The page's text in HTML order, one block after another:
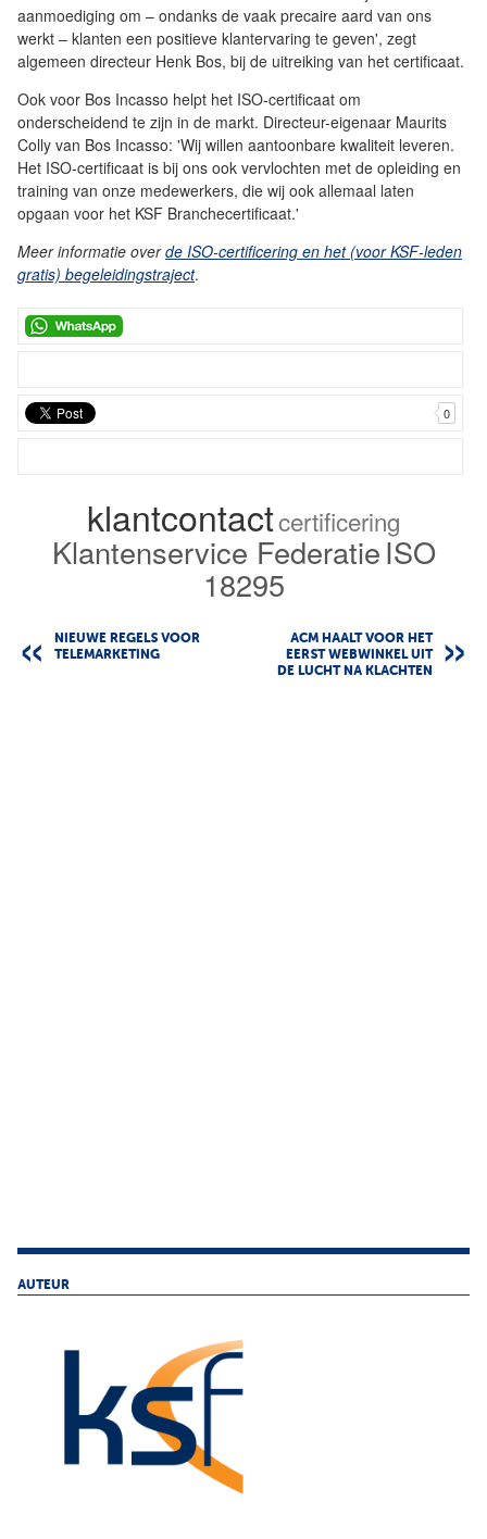
aanmoediging om – ondanks de vaak precaire aard van ons
werkt – klanten een positieve klantervaring te geven', zegt
algemeen directeur Henk Bos, bij de uitreiking van het certificaat.
Ook voor Bos Incasso helpt het ISO-certificaat om
onderscheidend te zijn in de markt. Directeur-eigenaar Maurits
Colly van Bos Incasso: 'Wij willen aantoonbare kwaliteit leveren.
Het ISO-certificaat is bij ons ook vervlochten met de opleiding en
training van onze medewerkers, die wij ook allemaal laten
opgaan voor het KSF Branchecertificaat.'
Meer informatie overde ISO-certificering en het (voor KSF-leden
gratis) begeleidingstraject.
0
klantcontactcertificering
Klantenservice FederatieISO
18295
NIEUWE REGELS VOOR
TELEMARKETING
ACM HAALT VOOR HET
EERST WEBWINKEL UIT
DE LUCHT NA KLACHTEN
AUTEUR